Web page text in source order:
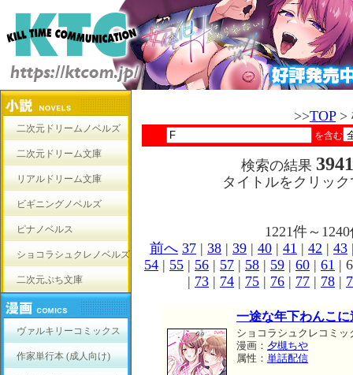
二次元ドリームノベルズ
二次元ドリーム文庫
リアルドリーム文庫
ビギニングノベルズ
ピナノベルス
ショコラシュクレノベルズ
二次元ぷち文庫
ヴァルキリーコミックス
作家単行本 (成人向け)
>>TOP>
を含む
検索の結果
タイトルをクリッ
1221件～
前へ 37 | 38 | 39 | 40 | 41 | 42 | 43
54 | 55 | 56 | 57 | 58 | 59 | 60 | 61 |
| 73 | 74 | 75 | 76 | 77 | 78 |
一途な年下わんこ
ショコラシュクレコミッ
漫画： 夕槻ちや
属性： 単話配信